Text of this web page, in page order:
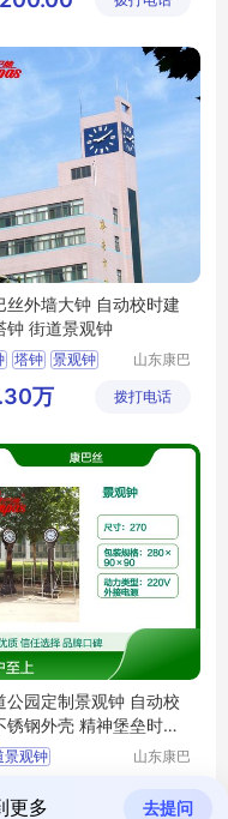
钟厂家
丝外墙大钟 自动校时建
钟 街道景观钟
塔钟 景观钟
山东康巴
限公司
万 拨打电话
公园定制景观钟 自动校
锈钢外壳 精神堡垒时钟
景观钟
景观钟
山东康巴
限公司
万
更多 去提问